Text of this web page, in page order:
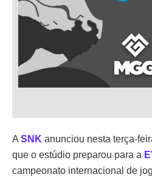
A SNK anunciou nesta terça-
que o estúdio preparou para a
campeonato internacional de